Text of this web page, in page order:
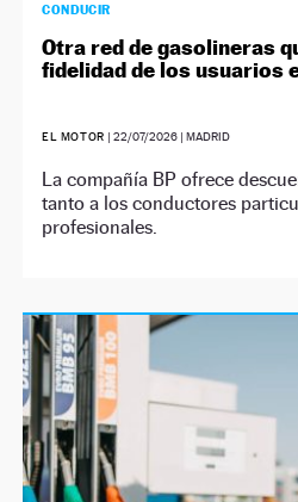
CONDUCIR
Otra red de gasolineras
fidelidad de los usuarios
EL MOTOR | 22/07/2026| MADRID
La compañía BP ofrece
tanto a los conductores
profesionales.